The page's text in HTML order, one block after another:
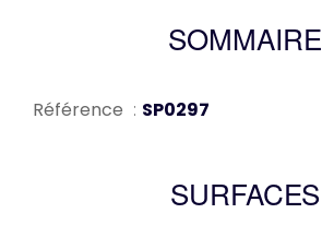
SOMMAIRE
Référence SP0297
SURFACES